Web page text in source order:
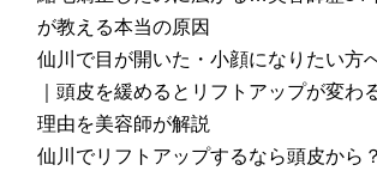
が教える本当の原因
仙川で目が開いた・小顔になりたい方
｜頭皮を緩めるとリフトアップが変わ
理由を美容師が解説
仙川でリフトアップするなら頭皮から？